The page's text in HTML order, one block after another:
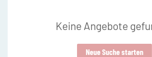
Keine Angebote
Neue Suche starten